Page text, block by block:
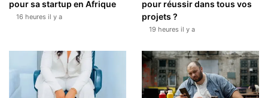
pour sa startup en Afrique
16 heures il y a
pour réussir dans tous vos
projets ?
19 heures il y a